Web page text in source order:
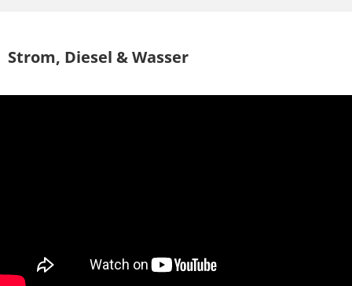
Strom, Diesel & Wasser